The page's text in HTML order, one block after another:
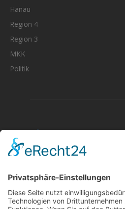
Hanau
Region 4
Region 3
MKK
Politik